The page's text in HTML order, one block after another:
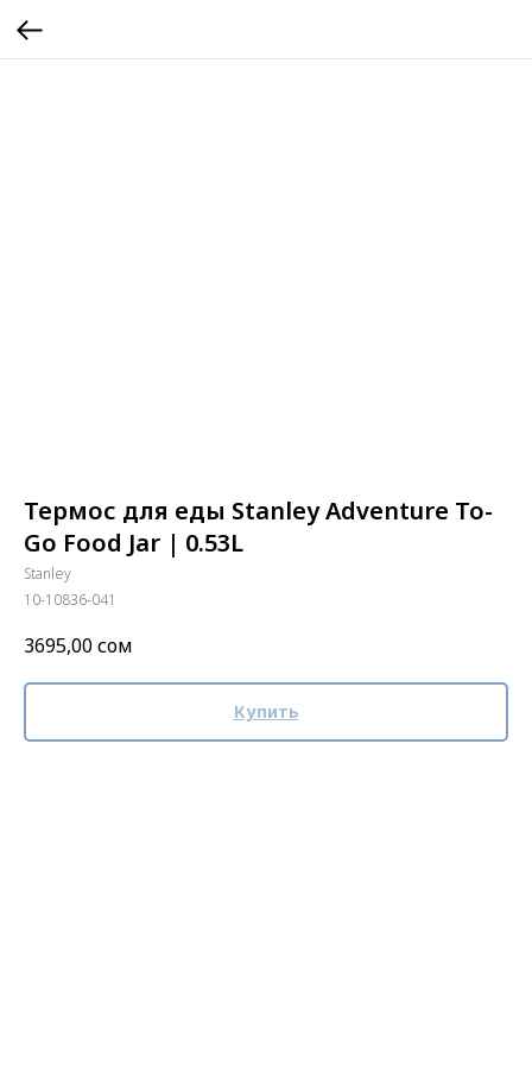
Термос для еды Stanley Adventure To-
Go Food Jar | 0.53L
Stanley
10-10836-041
3695,00сом
Купить